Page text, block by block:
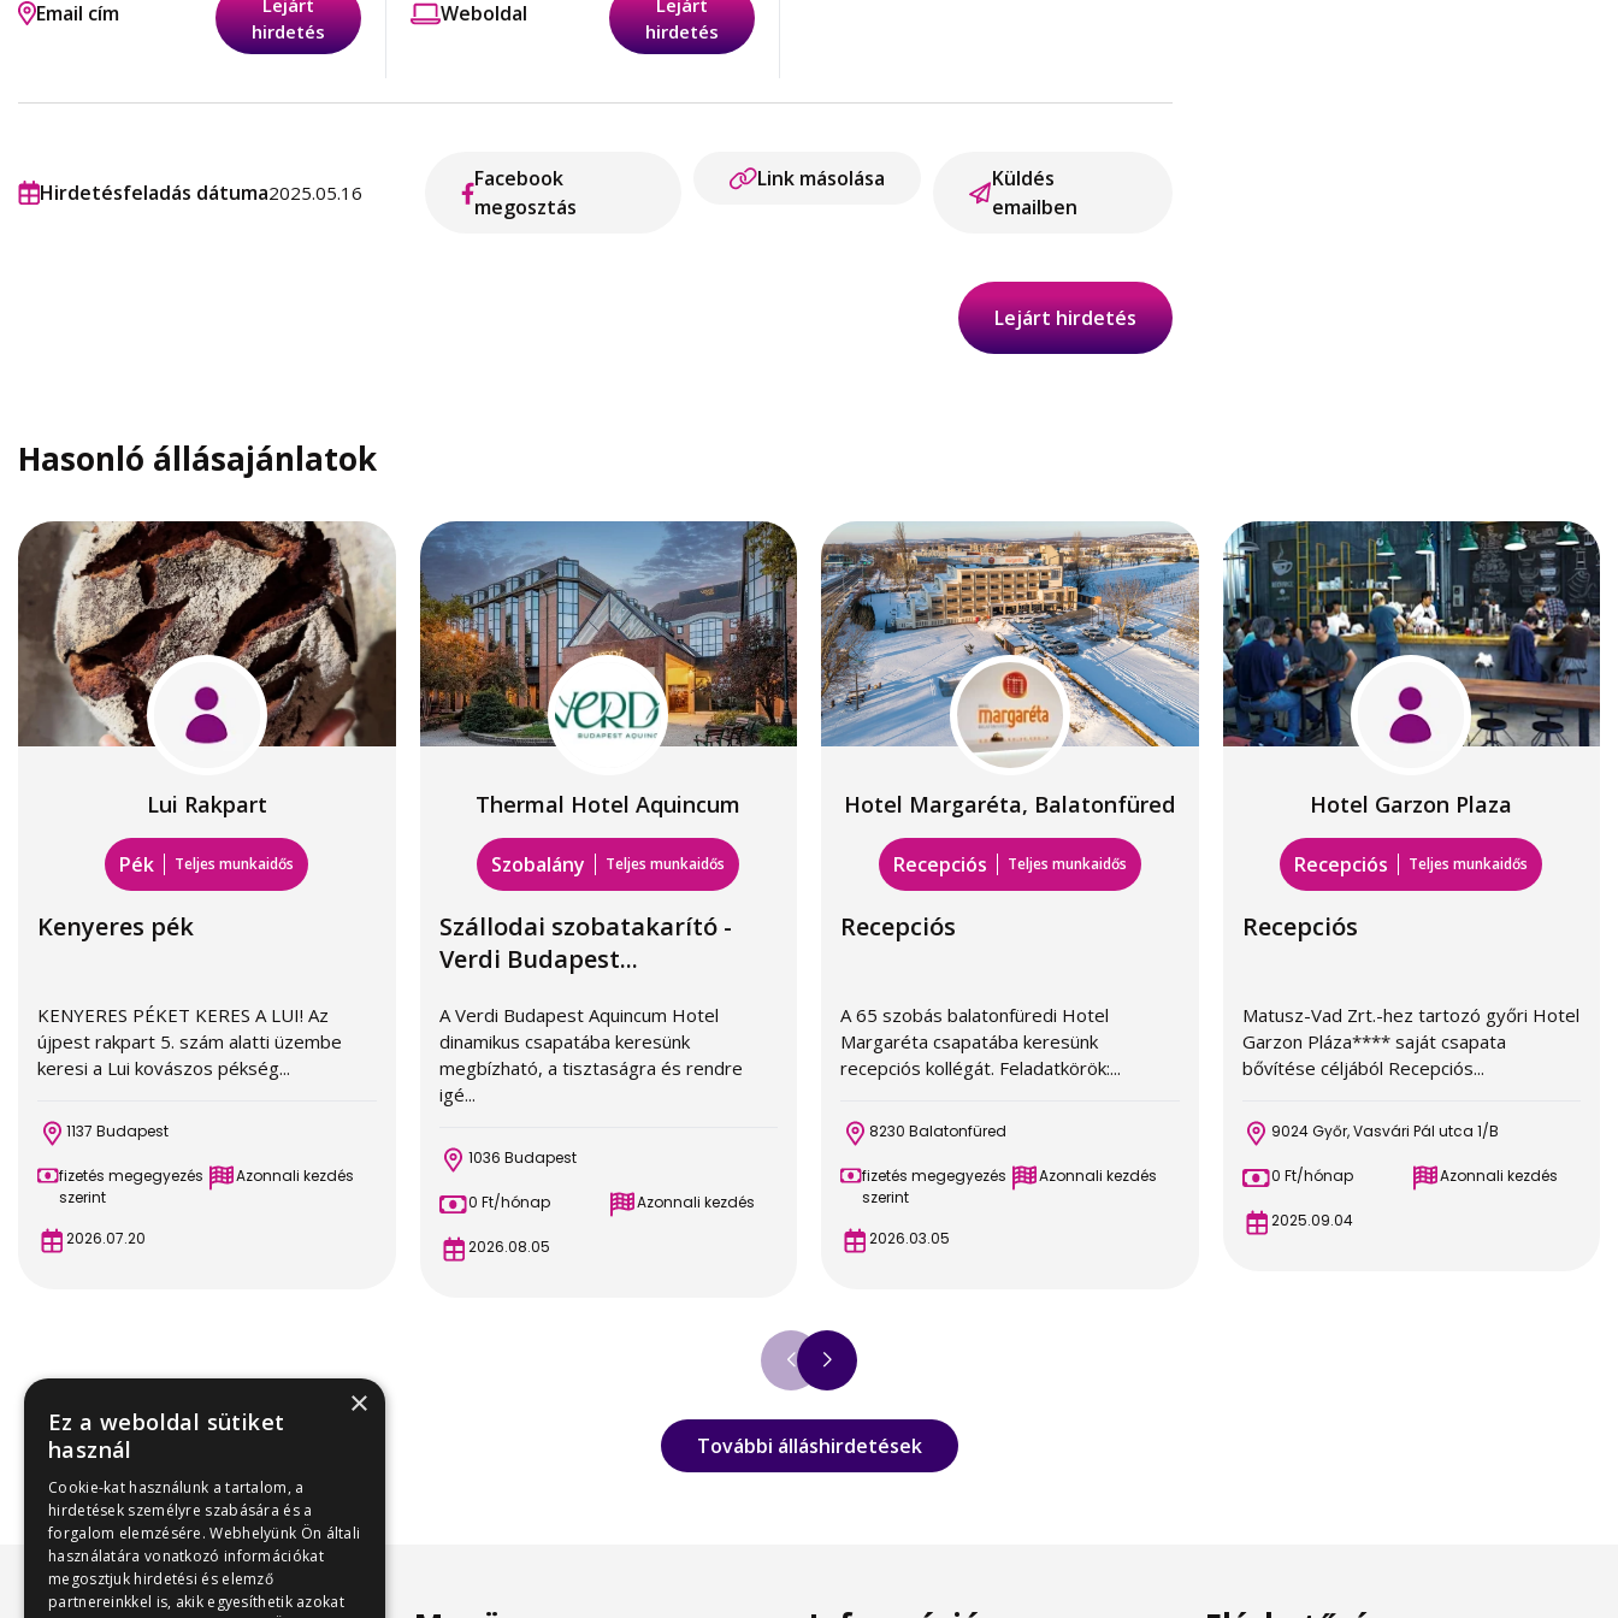
Email cím
Lejárt
hirdetés
Weboldal
Lejárt
hirdetés
Hirdetésfeladás dátuma2025.05.16
Facebook
megosztás
Link másolása
Küldés
emailben
Lejárt hirdetés
Hasonló állásajánlatok
Lui Rakpart
Pék Teljes munkaidős
Kenyeres pék
KENYERES PÉKET KERES A LUI! Az
újpest rakpart 5. szám alatti üzembe
keresi a Lui kovászos pékség...
1137 Budapest
fizetés megegyezés
szerint
Azonnali kezdés
2026.07.20
Thermal Hotel Aquincum
Szobalány Teljes munkaidős
Szállodai szobatakarító -
Verdi Budapest...
A Verdi Budapest Aquincum Hotel
dinamikus csapatába keresünk
megbízható, a tisztaságra és rendre
igé...
1036 Budapest
0 Ft/hónap Azonnali kezdés
2026.08.05
Hotel Margaréta, Balatonfüred
Recepciós Teljes munkaidős
Recepciós
A 65 szobás balatonfüredi Hotel
Margaréta csapatába keresünk
recepciós kollégát. Feladatkörök:...
8230 Balatonfüred
fizetés megegyezés
szerint
Azonnali kezdés
2026.03.05
Hotel Garzon Plaza
Recepciós Teljes munkaidős
Recepciós
Matusz-Vad Zrt.-hez tartozó győri Hotel
Garzon Pláza**** saját csapata
bővítése céljából Recepciós...
9024 Győr, Vasvári Pál utca 1/B
0 Ft/hónap Azonnali kezdés
2025.09.04
További álláshirdetések
×
Ez a weboldal sütiket
használ
Cookie-kat használunk a tartalom, a
hirdetések személyre szabására és a
forgalom elemzésére. Webhelyünk Ön általi
használatára vonatkozó információkat
megosztjuk hirdetési és elemző
partnereinkkel is, akik egyesíthetik azokat